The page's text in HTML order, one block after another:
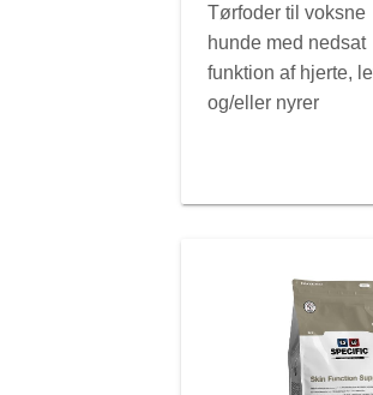
Tørfoder til voksne
hunde med nedsat
funktion af hjerte,
og/eller nyrer